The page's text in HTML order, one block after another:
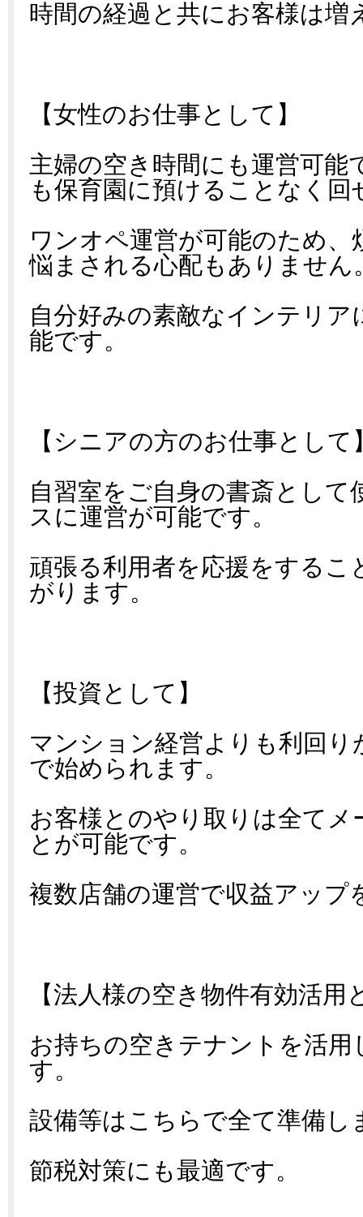
時間の経過と共にお客様は増
【女性のお仕事として】
主婦の空き時間にも運営可能
も保育園に預けることなく回
ワンオペ運営が可能のため、
悩まされる心配もありません
自分好みの素敵なインテリア
能です。
【シニアの方のお仕事として
自習室をご自身の書斎として
スに運営が可能です。
頑張る利用者を応援をするこ
がります。
【投資として】
マンション経営よりも利回り
で始められます。
お客様とのやり取りは全てメ
とが可能です。
複数店舗の運営で収益アップ
【法人様の空き物件有効活用
お持ちの空きテナントを活用
す。
設備等はこちらで全て準備し
節税対策にも最適です。